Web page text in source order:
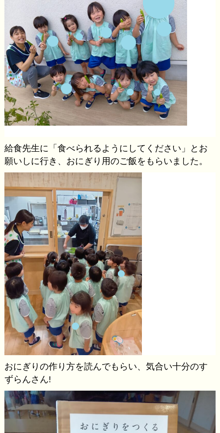
給食先生に「食べられるようにしてください」とお
願いしに行き、おにぎり用のご飯をもらいました。
おにぎりの作り方を読んでもらい、気合い十分のす
ずらんさん!